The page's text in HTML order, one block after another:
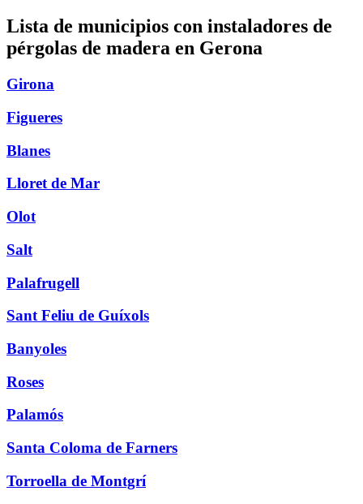
Lista de municipios con instaladores de
pérgolas de madera en Gerona
Girona
Figueres
Blanes
Lloret de Mar
Olot
Salt
Palafrugell
Sant Feliu de Guíxols
Banyoles
Roses
Palamós
Santa Coloma de Farners
Torroella de Montgrí